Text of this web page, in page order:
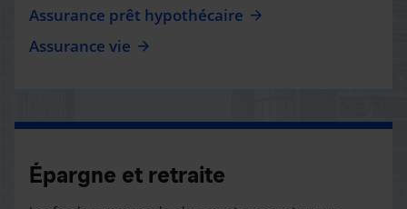
Assurance prêt hypothécaire
Assurance vie
Épargne et retraite